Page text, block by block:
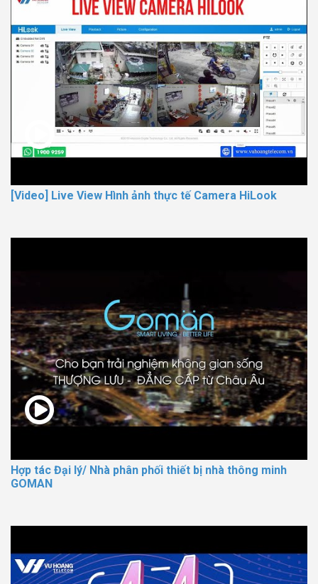
[Video] Live View Hình ảnh thực tế Camera HiLook
Hợp tác Đại lý/ Nhà phân phối thiết bị nhà thông minh
GOMAN